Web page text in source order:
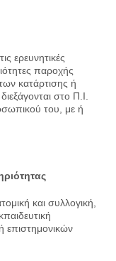
ερευνητικές
παροχής
κατάρτισης ή
στο Π.Ι.
του, με ή
και συλλογική,
επιστημονικών